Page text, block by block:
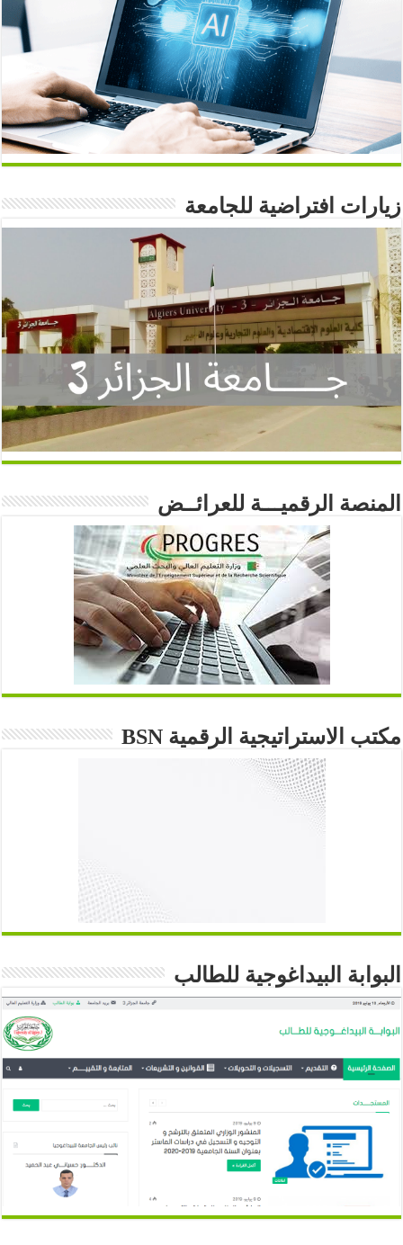
زيارات افتراضية للجامعة
المنصة الرقميـــة للعرائــض
مكتب الاستراتيجية الرقمية BSN
البوابة البيداغوجية للطالب